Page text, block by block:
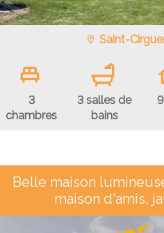
Saint-
3
chambres
3 salles de
bains
Belle maison
maison d'amis,